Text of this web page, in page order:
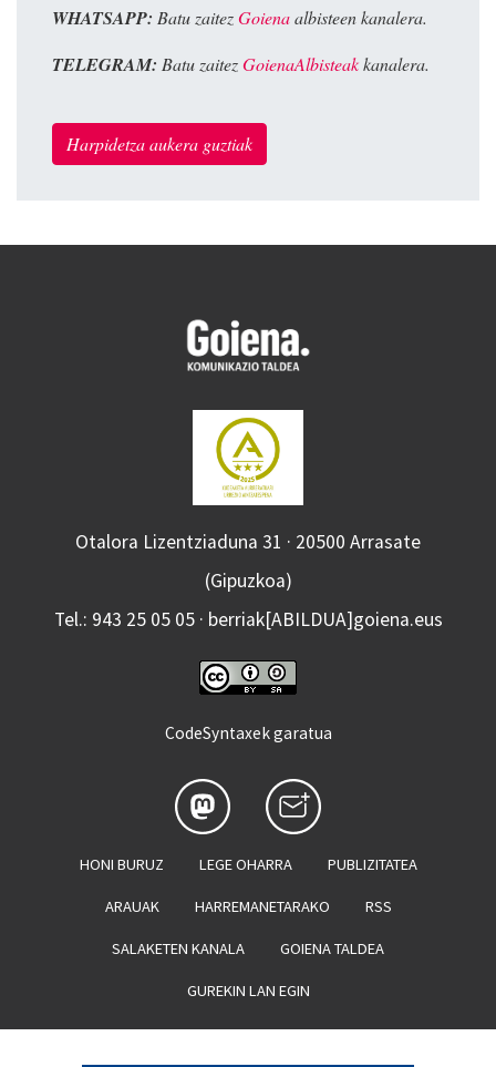
WHATSAPP: Batu zaitezGoienaalbisteen kanalera.
TELEGRAM: Batu zaitezGoienaAlbisteakkanalera.
Harpidetza aukera guztiak
Otalora Lizentziaduna 31 · 20500 Arrasate
(Gipuzkoa)
Tel.: 943 25 05 05 · berriak[ABILDUA]goiena.eus
CodeSyntaxek garatua
HONI BURUZ LEGE OHARRA PUBLIZITATEA
ARAUAK HARREMANETARAKO RSS
SALAKETEN KANALA GOIENA TALDEA
GUREKIN LAN EGIN